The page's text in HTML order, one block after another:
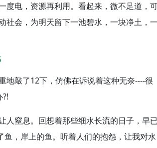
度电，资源再利用。看起来，微不足道，
社会，为明天留下一池碧水，一块净土，
地敲了12下，仿佛在诉说着这种无奈----很
人窒息。回想着那些细水长流的日子，早
鱼，岸上的鱼。听着人们的抱怨，让我对水